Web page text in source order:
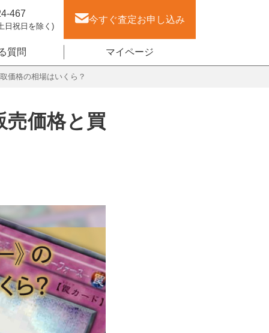
467
日祝日を除く)
今すぐ査定お申し込み
質問 マイページ
価格の相場はいくら？
売価格と買